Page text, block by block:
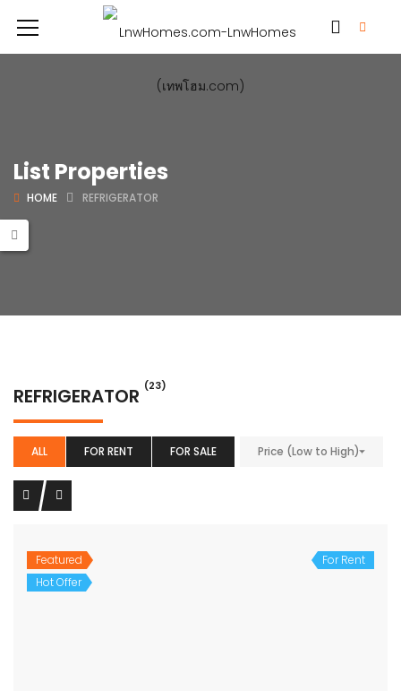
List Properties
HOME REFRIGERATOR
REFRIGERATOR (23)
ALL FOR RENT FOR SALE Price (Low to High)
Featured
Hot Offer
For Rent